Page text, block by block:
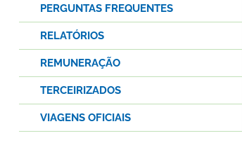
PERGUNTAS FREQUENTES
RELATÓRIOS
REMUNERAÇÃO
TERCEIRIZADOS
VIAGENS OFICIAIS